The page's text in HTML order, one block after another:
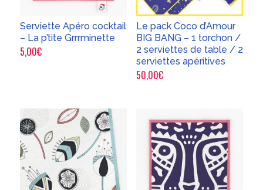
Serviette Apéro cocktail
– La p’tite Grrrminette
5,00€
Le pack Coco d’Amour
BIG BANG – 1 torchon /
2 serviettes de table / 2
serviettes apéritives
50,00€